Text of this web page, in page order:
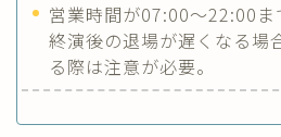
営業時間が07:00〜22:00ま
終演後の退場が遅くなる場
る際は注意が必要。